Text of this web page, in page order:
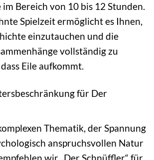
Bereich von 10 bis 12 Stunden.
Spielzeit ermöglicht es Ihnen,
einzutauchen und die
vollständig zu
Eile aufkommt.
für Der
Thematik, der Spannung
anspruchsvollen Natur